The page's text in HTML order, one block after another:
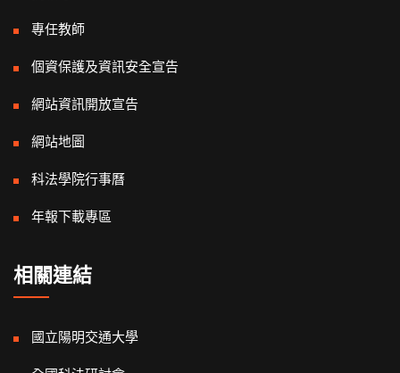
專任教師
個資保護及資訊安全宣告
網站資訊開放宣告
網站地圖
科法學院行事曆
年報下載專區
相關連結
國立陽明交通大學